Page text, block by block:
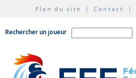
Plan du site | Contact |
Rechercher un joueur